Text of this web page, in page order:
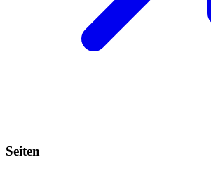
Seiten